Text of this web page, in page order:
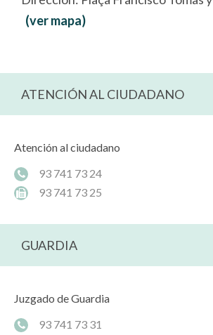
(ver mapa)
ATENCIÓN AL CIUDADANO
Atención al ciudadano
93 741 73 24
93 741 73 25
GUARDIA
Juzgado de Guardia
93 741 73 31